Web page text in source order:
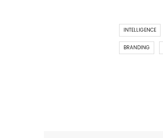
INTELLIGENCE
BRANDING